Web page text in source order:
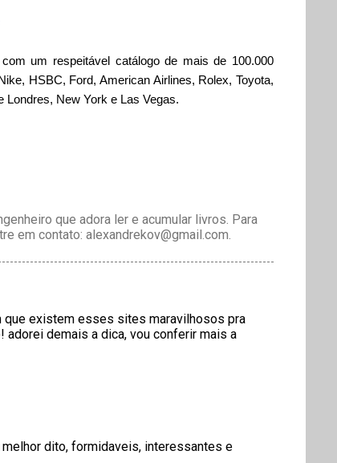
um respeitável catálogo de mais de 100.000
HSBC, Ford, American Airlines, Rolex, Toyota,
Londres, New York e Las Vegas.
que adora ler e acumular livros. Para
em contato: alexandrekov@gmail.com.
que existem esses sites maravilhosos pra
adorei demais a dica, vou conferir mais a
dito, formidaveis, interessantes e